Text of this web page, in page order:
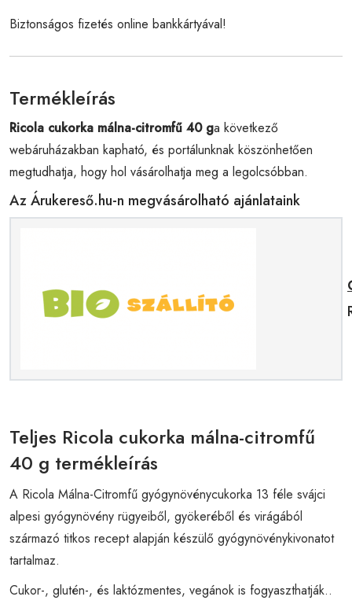
Biztonságos fizetés online bankkártyával!
Termékleírás
Ricola cukorka málna-citromfű 40 ga következő
webáruházakban kapható, és portálunknak köszönhetően
megtudhatja, hogy hol vásárolhatja meg a legolcsóbban.
Az Árukereső.hu-n megvásárolható ajánlataink
Teljes Ricola cukorka málna-citromfű
40 g termékleírás
A Ricola Málna-Citromfű gyógynövénycukorka 13 féle svájci
alpesi gyógynövény rügyeiből, gyökeréből és virágából
származó titkos recept alapján készülő gyógynövénykivonatot
tartalmaz.
Cukor-, glutén-, és laktózmentes, vegánok is fogyaszthatják..